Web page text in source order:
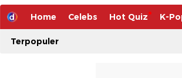
Home Celebs Hot Quiz K-
Terpopuler